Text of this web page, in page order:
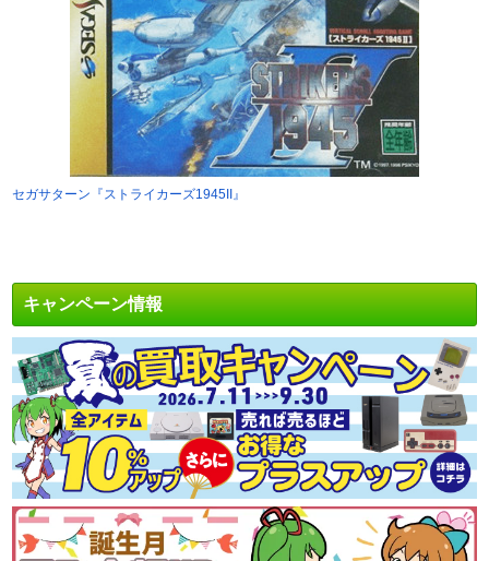
セガサターン『ストライカーズ1945II』
キャンペーン情報